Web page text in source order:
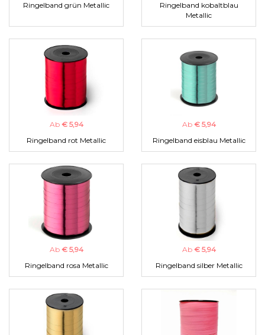
Ringelband grün Metallic
Ringelband kobaltblau
Metallic
Ab € 5,94
Ringelband rot Metallic
Ab € 5,94
Ringelband eisblau Metallic
Ab € 5,94
Ringelband rosa Metallic
Ab € 5,94
Ringelband silber Metallic